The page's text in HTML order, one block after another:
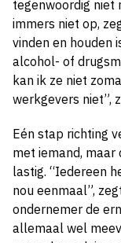
tegenwoordig niet
immers niet op,
vinden en houden
alcohol- of
kan ik ze niet
werkgevers niet”,
Eén stap richting
met iemand,
lastig. “Iedereen
nou eenmaal”,
ondernemer de
allemaal wel